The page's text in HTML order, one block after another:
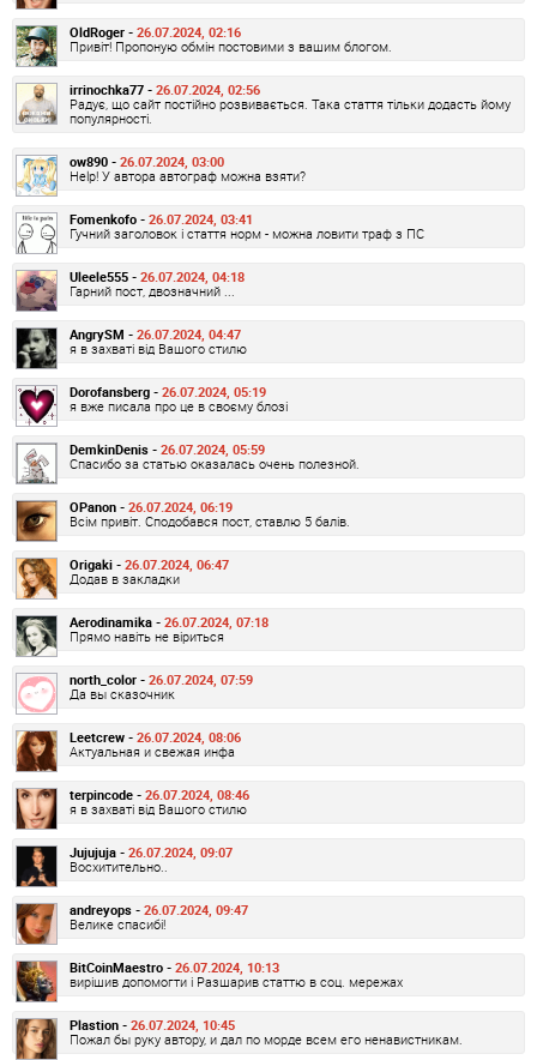
OldRoger - 26.07.2024, 02:16
Привіт! Пропоную обмін постовими з вашим блогом.
irrinochka77 - 26.07.2024, 02:56
Радує, що сайт постійно розвивається. Така стаття тільки додасть йому
популярності.
ow890 - 26.07.2024, 03:00
Help! У автора автограф можна взяти?
Fomenkofo - 26.07.2024, 03:41
Гучний заголовок і стаття норм - можна ловити траф з ПС
Uleele555 - 26.07.2024, 04:18
Гарний пост, двозначний ...
AngrySM - 26.07.2024, 04:47
я в захваті від Вашого стилю
Dorofansberg - 26.07.2024, 05:19
я вже писала про це в своєму блозі
DemkinDenis - 26.07.2024, 05:59
Спасибо за статью оказалась очень полезной.
OPanon - 26.07.2024, 06:19
Всім привіт. Сподобався пост, ставлю 5 балів.
Origaki - 26.07.2024, 06:47
Додав в закладки
Aerodinamika - 26.07.2024, 07:18
Прямо навіть не віриться
north_color - 26.07.2024, 07:59
Да вы сказочник
Leetcrew - 26.07.2024, 08:06
Актуальная и свежая инфа
terpincode - 26.07.2024, 08:46
я в захваті від Вашого стилю
Jujujuja - 26.07.2024, 09:07
Восхитительно..
andreyops - 26.07.2024, 09:47
Велике спасибі!
BitCoinMaestro - 26.07.2024, 10:13
вирішив допомогти і Разшарив статтю в соц. мережах
Plastion - 26.07.2024, 10:45
Пожал бы руку автору, и дал по морде всем его ненавистникам.